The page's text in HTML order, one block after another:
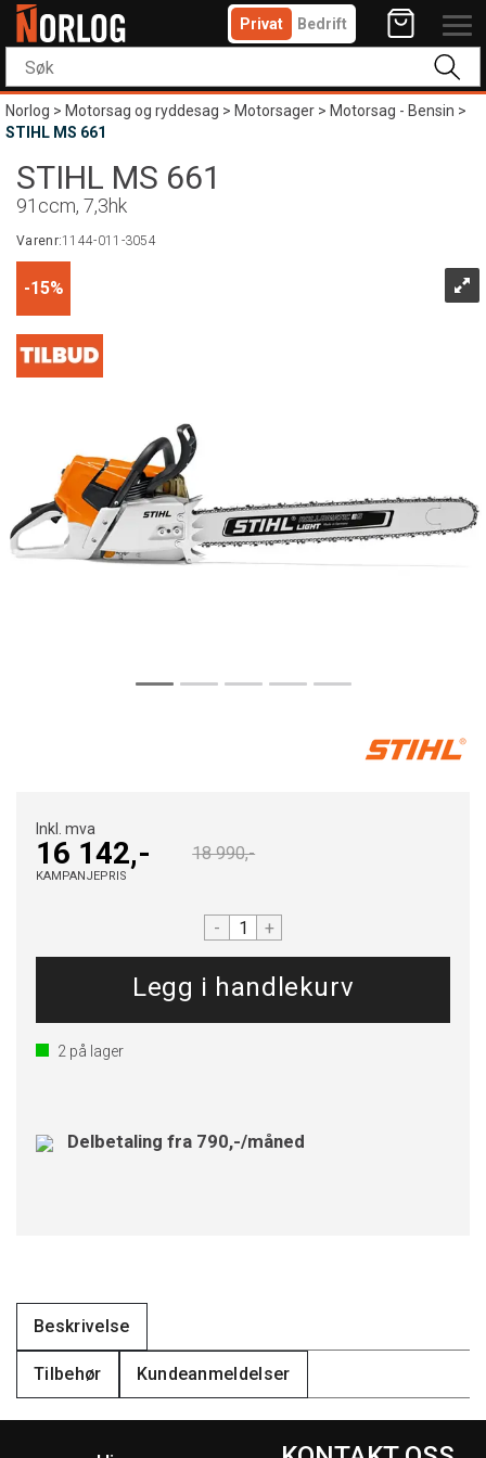
Privat Bedrift
Norlog>Motorsag og ryddesag>Motorsager>Motorsag - Bensin>
STIHL MS 661
STIHL MS 661
91ccm, 7,3hk
Varenr:1144-011-3054
15%
Inkl. mva
16 142,-
KAMPANJEPRIS
18 990,-
- +
2 på lager
Delbetaling fra 790,-/måned
Beskrivelse
Tilbehør Kundeanmeldelser